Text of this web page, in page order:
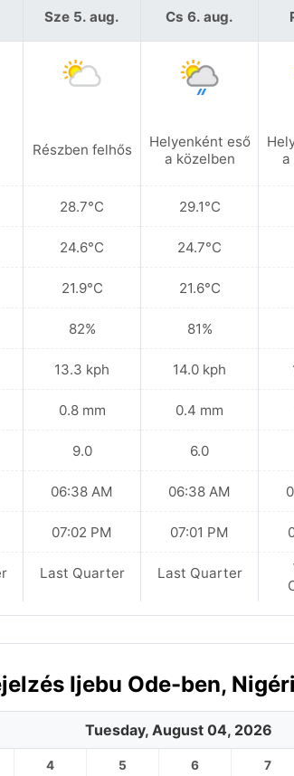
Sze 5. aug.
Részben felhős
28.7°C
24.6°C
21.9°C
82%
13.3 kph
0.8 mm
9.0
06:38 AM
07:02 PM
Last Quarter
Cs 6. aug.
Helyenként eső
a közelben
29.1°C
24.7°C
21.6°C
81%
14.0 kph
0.4 mm
6.0
06:38 AM
07:01 PM
Last Quarter
a
Ijebu Ode-ben,
Tuesday, August 04, 2026
4 5 6 7